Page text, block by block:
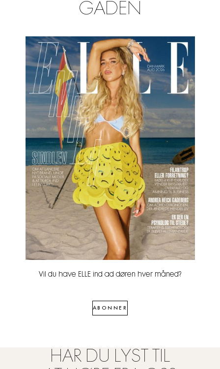
GADEN
Vil du have ELLE ind ad døren hver måned?
ABONNER
HAR DU LYST TIL